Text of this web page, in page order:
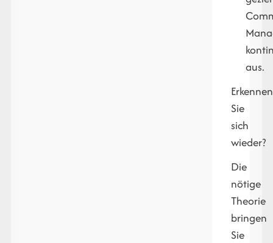
aus.
Erkennen
Sie
sich
wieder?
Die
nötige
Theorie
bringen
Sie